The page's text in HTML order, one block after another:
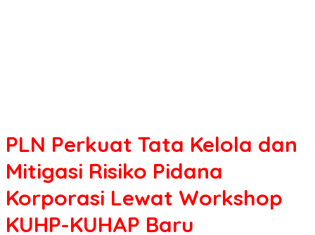
PLN Perkuat Tata Kelola dan
Mitigasi Risiko Pidana
Korporasi Lewat Workshop
KUHP-KUHAP Baru